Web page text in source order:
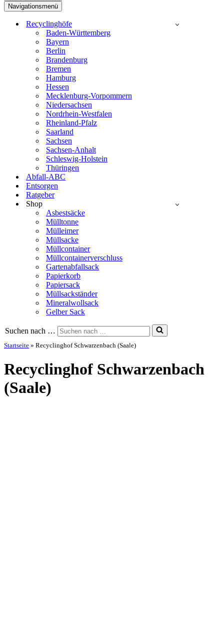
Navigationsmenü
Recyclinghöfe
Baden-Württemberg
Bayern
Berlin
Brandenburg
Bremen
Hamburg
Hessen
Mecklenburg-Vorpommern
Niedersachsen
Nordrhein-Westfalen
Rheinland-Pfalz
Saarland
Sachsen
Sachsen-Anhalt
Schleswig-Holstein
Thüringen
Abfall-ABC
Entsorgen
Ratgeber
Shop
Asbestsäcke
Mülltonne
Mülleimer
Müllsacke
Müllcontainer
Müllcontainerverschluss
Gartenabfallsack
Papierkorb
Papiersack
Müllsackständer
Mineralwollsack
Gelber Sack
Suchen nach …
Startseite » Recyclinghof Schwarzenbach (Saale)
Recyclinghof Schwarzenbach
(Saale)